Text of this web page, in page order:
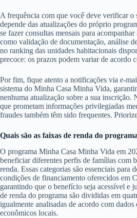
A frequência com que você deve verificar o
depende das atualizações do próprio
se fazer consultas mensais para acompanhar
como validação de documentação, análise
no ranking das unidades habitacionais
precoce: os prazos podem variar de acordo
Por fim, fique atento a notificações via e-
sistema do Minha Casa Minha Vida,
nenhuma atualização sobre a sua inscrição.
que prometam informações privilegiadas
fraudes também têm sido frequentes.
Quais são as faixas de renda do programa
O programa Minha Casa Minha Vida em
beneficiar diferentes perfis de famílias com
renda. Essas categorias são essenciais para
condições de financiamento oferecidos em
garantindo que o benefício seja acessível e
de renda do programa são divididas em
igualmente analisadas de acordo com dados
econômicos locais.